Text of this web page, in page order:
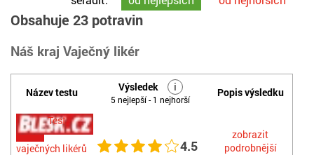
Obsahuje 23 potravin
Náš kraj Vaječný likér
Název testu Výsledek i
5 nejlepší - 1 nejhorší
Popis výsledku
Test
vaječných likérů
4.5
zobrazit
podrobnější